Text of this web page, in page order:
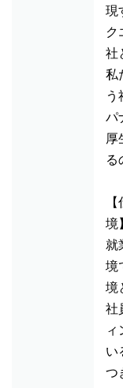
現
ク
社
私
う
パ
厚
る
境
就
境
境
社
ィ
い
つ